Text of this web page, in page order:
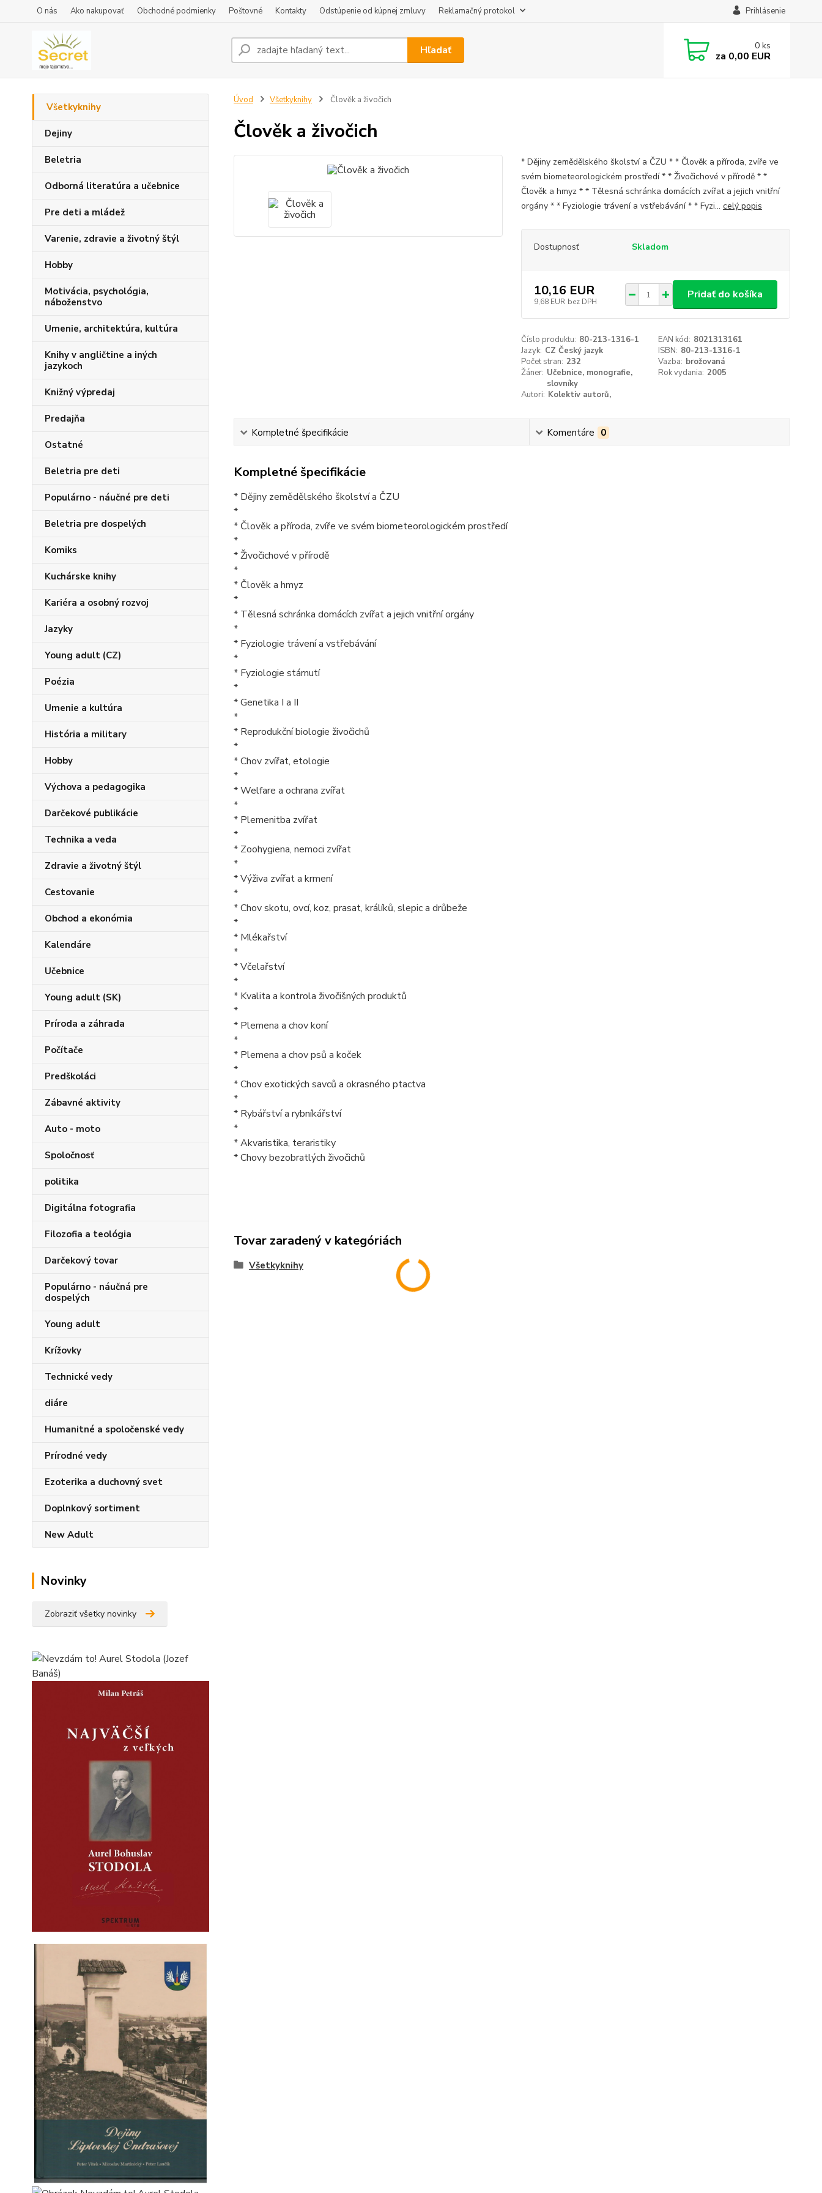
O nás Ako nakupovať Obchodné podmienky Poštovné Kontakty Odstúpenie od kúpnej zmluvy Reklamačný protokol Prihlásenie
Hľadať 0 ks
za 0,00 EUR
Všetkyknihy
Dejiny
Beletria
Odborná literatúra a učebnice
Pre deti a mládež
Varenie, zdravie a životný štýl
Hobby
Motivácia, psychológia,
náboženstvo
Umenie, architektúra, kultúra
Knihy v angličtine a iných
jazykoch
Knižný výpredaj
Predajňa
Ostatné
Beletria pre deti
Populárno - náučné pre deti
Beletria pre dospelých
Komiks
Kuchárske knihy
Kariéra a osobný rozvoj
Jazyky
Young adult (CZ)
Poézia
Umenie a kultúra
História a military
Hobby
Výchova a pedagogika
Darčekové publikácie
Technika a veda
Zdravie a životný štýl
Cestovanie
Obchod a ekonómia
Kalendáre
Učebnice
Young adult (SK)
Príroda a záhrada
Počítače
Predškoláci
Zábavné aktivity
Auto - moto
Spoločnosť
politika
Digitálna fotografia
Filozofia a teológia
Darčekový tovar
Populárno - náučná pre
dospelých
Young adult
Krížovky
Technické vedy
diáre
Humanitné a spoločenské vedy
Prírodné vedy
Ezoterika a duchovný svet
Doplnkový sortiment
New Adult
Novinky
Zobraziť všetky novinky
Úvod Všetkyknihy Člověk a živočich
Člověk a živočich
* Dějiny zemědělského školství a ČZU * * Člověk a příroda, zvíře ve
svém biometeorologickém prostředí * * Živočichové v přírodě * *
Člověk a hmyz * * Tělesná schránka domácích zvířat a jejich vnitřní
orgány * * Fyziologie trávení a vstřebávání * * Fyzi... celý popis
Dostupnosť Skladom
10,16 EUR
9,68 EUR bez DPH
Pridať do košíka
Číslo produktu: 80-213-1316-1 EAN kód: 8021313161
Jazyk: CZ Český jazyk ISBN: 80-213-1316-1
Počet stran: 232 Vazba: brožovaná
Žáner: Učebnice, monografie,
slovníky
Rok vydania: 2005
Autori: Kolektiv autorů,
Kompletné špecifikácie Komentáre 0
Kompletné špecifikácie
* Dějiny zemědělského školství a ČZU
*
* Člověk a příroda, zvíře ve svém biometeorologickém prostředí
*
* Živočichové v přírodě
*
* Člověk a hmyz
*
* Tělesná schránka domácích zvířat a jejich vnitřní orgány
*
* Fyziologie trávení a vstřebávání
*
* Fyziologie stárnutí
*
* Genetika I a II
*
* Reprodukční biologie živočichů
*
* Chov zvířat, etologie
*
* Welfare a ochrana zvířat
*
* Plemenitba zvířat
*
* Zoohygiena, nemoci zvířat
*
* Výživa zvířat a krmení
*
* Chov skotu, ovcí, koz, prasat, králíků, slepic a drůbeže
*
* Mlékařství
*
* Včelařství
*
* Kvalita a kontrola živočišných produktů
*
* Plemena a chov koní
*
* Plemena a chov psů a koček
*
* Chov exotických savců a okrasného ptactva
*
* Rybářství a rybníkářství
*
* Akvaristika, teraristiky
* Chovy bezobratlých živočichů
Tovar zaradený v kategóriách
Všetkyknihy